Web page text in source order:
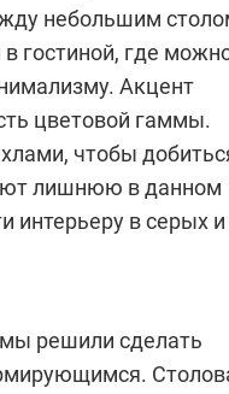
небольшим
гостиной, где
Акцент
цветовой гаммы.
чтобы
лишнюю в данном
интерьеру в серых и
решили сделать